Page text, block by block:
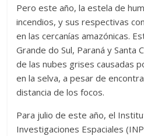
Pero este año, la estela de
incendios, y sus respectivas
en las cercanías amazónicas.
Grande do Sul, Paraná y Santa
de las nubes grises causadas
en la selva, a pesar de
distancia de los focos.
Para julio de este año, el
Investigaciones Espaciales